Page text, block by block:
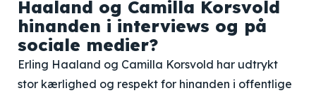
Haaland og Camilla Korsvold
hinanden i interviews og på
sociale medier?
Erling Haaland og Camilla Korsvold har udtrykt
stor kærlighed og respekt for hinanden i offentlige